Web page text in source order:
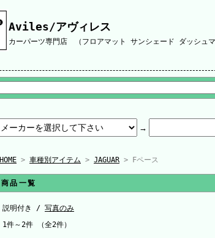
Aviles/アヴィレス
カーパーツ専門店 （フロアマット サンシェード ダッシ
HOME > 車種別アイテム > JAGUAR > Fペース
商品一覧
説明付き / 写真のみ
1件～2件 （全2件）